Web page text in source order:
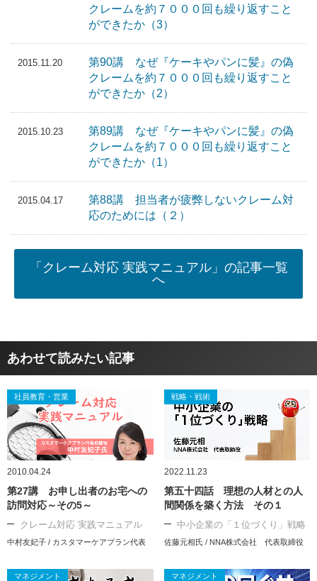
クレームを約７０００回も繰り返すこと
ができたか（3）
2015.11.20
第90講 なぜ『ケーキやパンに髪』の偽
クレームを約７０００回も繰り返すこと
ができたか（2）
2015.10.23
第89講 なぜ『ケーキやパンに髪』の偽
クレームを約７０００回も繰り返すこと
ができたか（1）
2015.04.17
第88講 担当者が疲弊しないクレーム対
応のためには（２）
「クレーム対応 実践マニュアル」の記事一覧
へ
あわせて読みたい記事
社員教育・営業
2010.04.24
第27講 お申し出者のお宅への
訪問対応～その5～
クレーム対応 実践マニュアル
中村友妃子 / カスタマーケアプラン代表
戦略・戦術
2022.11.23
第五十四話 理想の人材との人
間関係を築く方法 その１
中小企業の「１位づくり」戦略
佐藤元相氏 / NNA株式会社 代表取締役
マネジメント マネジメント